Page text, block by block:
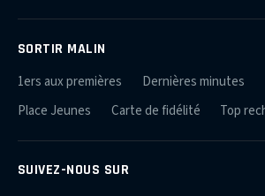
SORTIR MALIN
1ers aux premières Dernières minutes
Place Jeunes
Carte de fidélité Top
SUIVEZ-NOUS SUR